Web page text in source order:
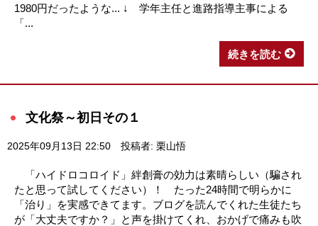
1980円だったような... ↓ 学年主任と進路指導主事による
「...
続きを読む
文化祭～初日その１
2025年09月13日 22:50 投稿者: 栗山悟
「ハイドロコロイド」絆創膏の効力は素晴らしい（騙され
たと思って試してください）！ たった24時間で明らかに
「治り」を実感できてます。ブログを読んでくれた生徒たち
が「大丈夫ですか？」と声を掛けてくれ、おかげで痛みも吹